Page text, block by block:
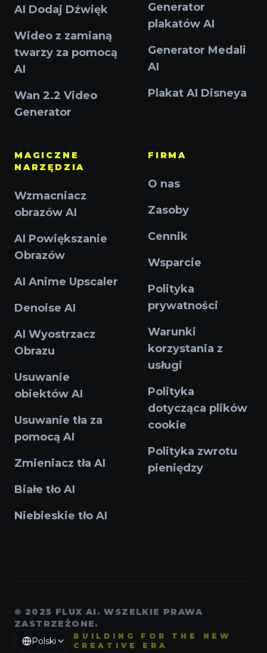
AI Dodaj Dźwięk
Wideo z zamianą
twarzy za pomocą
AI
Wan 2.2 Video
Generator
Generator
plakatów AI
Generator Medali
AI
Plakat AI Disneya
MAGICZNE
NARZĘDZIA
Wzmacniacz
obrazów AI
AI Powiększanie
Obrazów
AI Anime Upscaler
Denoise AI
AI Wyostrzacz
Obrazu
Usuwanie
obiektów AI
Usuwanie tła za
pomocą AI
Zmieniacz tła AI
Białe tło AI
Niebieskie tło AI
FIRMA
O nas
Zasoby
Cennik
Wsparcie
Polityka
prywatności
Warunki
korzystania z
usługi
Polityka
dotycząca plików
cookie
Polityka zwrotu
pieniędzy
© 2025 FLUX AI. WSZELKIE PRAWA
ZASTRZEŻONE.
English EspañolFrançais Português Italiano日本語
Polski
BUILDING FOR THE NEW
CREATIVE ERA